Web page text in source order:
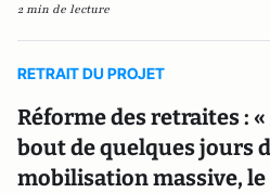
2 min de lecture
RETRAIT DU PROJET
Réforme des retraites :
bout de quelques jours
mobilisation massive, le